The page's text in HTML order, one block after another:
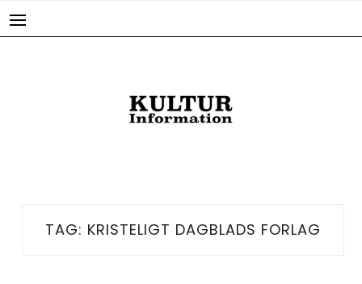
TAG: KRISTELIGT DAGBLADS FORLAG